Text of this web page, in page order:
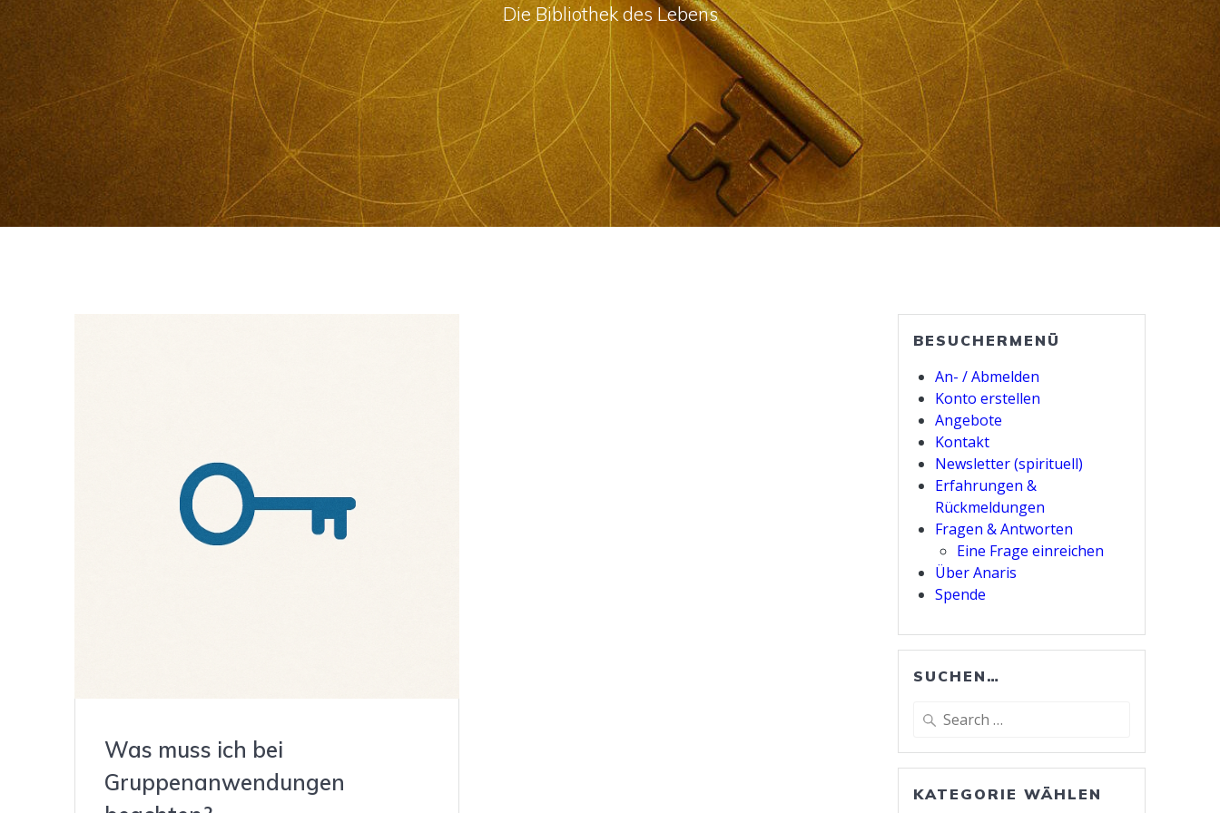
Die Bibliothek des Lebens
Was muss ich bei
Gruppenanwendungen
BESUCHERMENÜ
An- / Abmelden
Konto erstellen
Angebote
Kontakt
Newsletter (spirituell)
Erfahrungen &
Rückmeldungen
Fragen & Antworten
Eine Frage einreichen
Über Anaris
Spende
SUCHEN…
Search
KATEGORIE WÄHLEN